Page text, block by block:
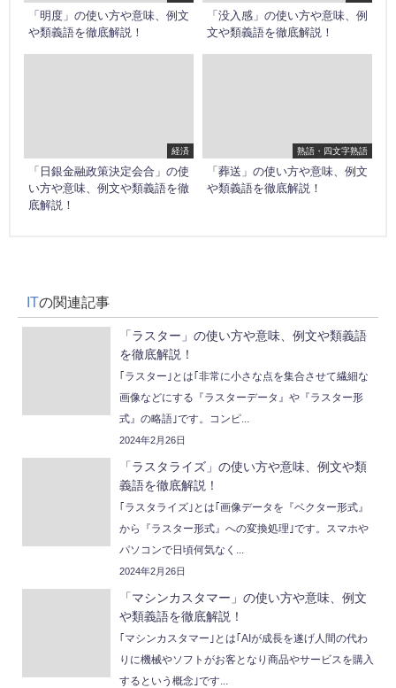
「明度」の使い方や意味、例文
や類義語を徹底解説！
「没入感」の使い方や意味、例
文や類義語を徹底解説！
経済
「日銀金融政策決定会合」の使
い方や意味、例文や類義語を徹
底解説！
熟語・四文字熟語
「葬送」の使い方や意味、例文
や類義語を徹底解説！
ITの関連記事
「ラスター」の使い方や意味、例文や類義語
を徹底解説！
｢ラスター｣とは｢非常に小さな点を集合させて繊細な
画像などにする『ラスターデータ』や『ラスター形
式』の略語｣です。コンピ...
2024年2月26日
「ラスタライズ」の使い方や意味、例文や類
義語を徹底解説！
｢ラスタライズ｣とは｢画像データを『ベクター形式』
から『ラスター形式』への変換処理｣です。スマホや
パソコンで日頃何気なく...
2024年2月26日
「マシンカスタマー」の使い方や意味、例文
や類義語を徹底解説！
｢マシンカスタマー｣とは｢AIが成長を遂げ人間の代わ
りに機械やソフトがお客となり商品やサービスを購入
するという概念｣です...